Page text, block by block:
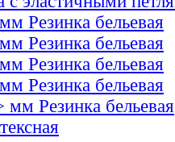
Резинка бельевая
Резинка бельевая
Резинка бельевая
Резинка бельевая
мм Резинка бельевая